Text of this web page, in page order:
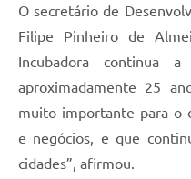
O secretário de
Filipe Pinheiro de
Incubadora continua
aproximadamente 25
muito importante para o
e negócios, e que
cidades”, afirmou.